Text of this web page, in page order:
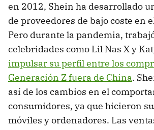
en 2012, Shein ha desarrollado
de proveedores de bajo coste en
Pero durante la pandemia,
celebridades como Lil Nas X y
impulsar su perfil entre los
Generación Z fuera de China.
así de los cambios en el
consumidores, ya que hicieron
móviles y ordenadores. Las